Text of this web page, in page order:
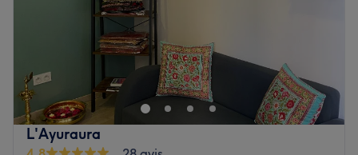
Bienvenue dans le très joli institut de beauté Beauté &
Look Villeurbanne sur le cours Émile Zola à Villeurbanne.
Profitez d'un moment rien qu'à vous grâce à des soins sur
mesure effectués avec professionnalisme. Que ce soit
pour une pause bien-être rapide ou une journée de
cocooning, le salon met l'accent sur les soins et garantit
L'Ayuraura